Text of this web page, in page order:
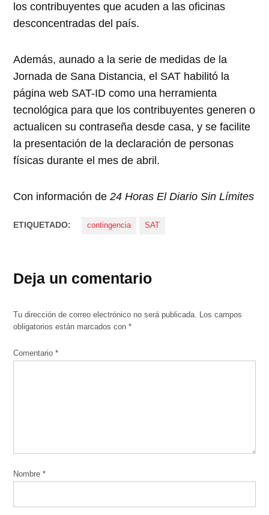
los contribuyentes que acuden a las oficinas
desconcentradas del país.
Además, aunado a la serie de medidas de la
Jornada de Sana Distancia, el SAT habilitó la
página web SAT-ID como una herramienta
tecnológica para que los contribuyentes generen o
actualicen su contraseña desde casa, y se facilite
la presentación de la declaración de personas
físicas durante el mes de abril.
Con información de24 Horas El Diario Sin Límites
ETIQUETADO: contingencia SAT
Deja un comentario
Tu dirección de correo electrónico no será publicada. Los campos
obligatorios están marcados con*
Comentario*
Nombre*